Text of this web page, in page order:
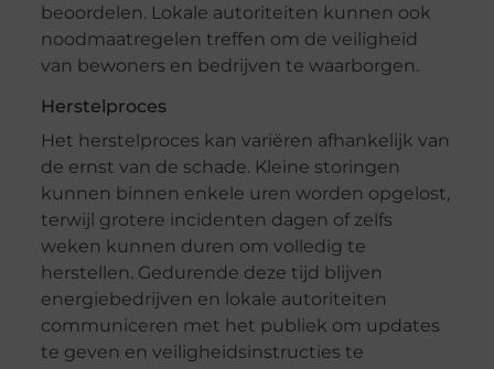
beoordelen. Lokale autoriteiten kunnen ook
noodmaatregelen treffen om de veiligheid
van bewoners en bedrijven te waarborgen.
Herstelproces
Het herstelproces kan variëren afhankelijk van
de ernst van de schade. Kleine storingen
kunnen binnen enkele uren worden opgelost,
terwijl grotere incidenten dagen of zelfs
weken kunnen duren om volledig te
herstellen. Gedurende deze tijd blijven
energiebedrijven en lokale autoriteiten
communiceren met het publiek om updates
te geven en veiligheidsinstructies te